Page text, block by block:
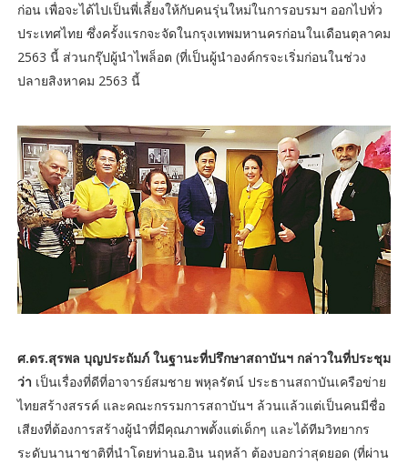
ก่อน เพื่อจะได้ไปเป็นพี่เลี้ยงให้กับคนรุ่นใหม่ในการอบรมฯ ออกไปทั่ว
ประเทศไทย ซึ่งครั้งแรกจะจัดในกรุงเทพมหานครก่อนในเดือนตุลาคม
2563 นี้ ส่วนกรุ๊ปผู้นำไพล็อต (ที่เป็นผู้นำองค์กรจะเริ่มก่อนในช่วง
ปลายสิงหาคม 2563 นี้
ศ.ดร.สุรพล บุญประถัมภ์ ในฐานะที่ปรึกษาสถาบันฯ กล่าวในที่ประชุม
ว่า เป็นเรื่องที่ดีที่อาจารย์สมชาย พหุลรัตน์ ประธานสถาบันเครือข่าย
ไทยสร้างสรรค์ และคณะกรรมการสถาบันฯ ล้วนแล้วแต่เป็นคนมีชื่อ
เสียงที่ต้องการสร้างผู้นำที่มีคุณภาพตั้งแต่เด็กๆ และได้ทีมวิทยากร
ระดับนานาชาติที่นำโดยท่านอ.อิน นฤหล้า ต้องบอกว่าสุดยอด (ที่ผ่าน